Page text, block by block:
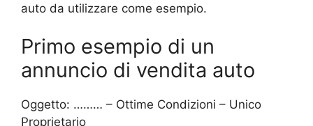
auto da utilizzare come esempio.
Primo esempio di un
annuncio di vendita auto
Oggetto: ……… – Ottime Condizioni – Unico
Proprietario